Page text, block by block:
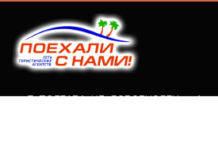
Г. ПОЛТАВА, УЛ. СОБОРНОСТИ, 77А